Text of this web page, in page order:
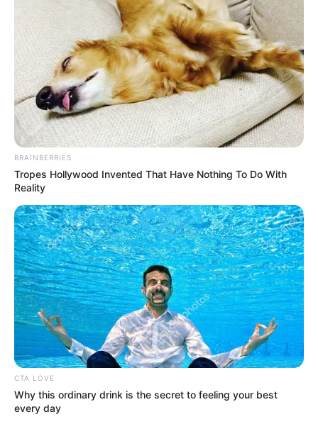
BRAINBERRIES
Tropes Hollywood Invented That Have Nothing To Do With
Reality
CTA LOVE
Why this ordinary drink is the secret to feeling your best
every day